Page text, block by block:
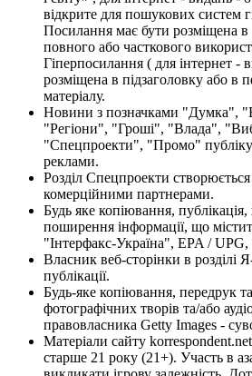
відкрите для пошукових систем
Посилання має бути розміщена в
повного або часткового
Гіперпосилання ( для інтернет -
розміщена в підзаголовку або в
матеріалу.
Новини з позначками "Думка",
"Регіони", "Гроші", "Влада",
"Спецпроекти", "Промо"
реклами.
Розділ Спецпроекти створюється
комерційними партнерами.
Будь яке копіювання,
поширення інформації, що
"Інтерфакс-Україна", EPA / UPG,
Власник веб-сторінки в розділі
публікації.
Будь-яке копіювання, передрук
фотографічних творів та/або
правовласника Getty Images -
Матеріали сайту
старше 21 року (21+). Участь в